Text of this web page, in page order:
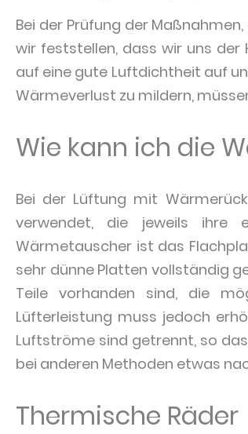
Bei der Prüfung der
wir feststellen, dass wir uns der
auf eine gute Luftdichtheit auf
Wärmeverlust zu mildern,
Wie kann ich die
Bei der Lüftung mit
verwendet, die jeweils ihre
Wärmetauscher ist das
sehr dünne Platten vollständig
Teile vorhanden sind, die
Lüfterleistung muss jedoch
Luftströme sind getrennt, so
bei anderen Methoden etwas
Thermische Räder